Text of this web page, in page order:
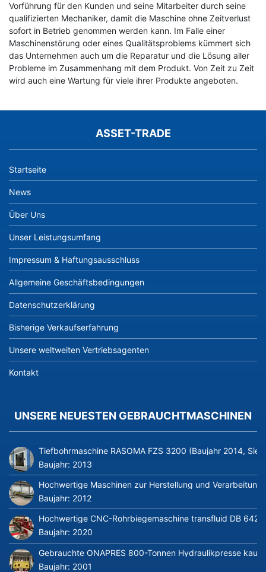
Vorführung für den Kunden und seine Mitarbeiter durch seine
qualifizierten Mechaniker, damit die Maschine ohne Zeitverlust
sofort in Betrieb genommen werden kann. Im Falle einer
Maschinenstörung oder eines Qualitätsproblems kümmert sich
das Unternehmen auch um die Reparatur und die Lösung aller
Probleme im Zusammenhang mit dem Produkt. Von Zeit zu Zeit
wird auch eine Wartung für viele ihrer Produkte angeboten.
ASSET-TRADE
Startseite
News
Über Uns
Unser Leistungsumfang
Impressum & Haftungsausschluss
Allgemeine Geschäftsbedingungen
Datenschutzerklärung
Bisherige Verkaufserfahrung
Unsere weltweiten Vertriebsagenten
Kontakt
UNSERE NEUESTEN GEBRAUCHTMASCHINEN
Tiefbohrmaschine RASOMA FZS 3200 (Baujahr 2014,
Baujahr: 2013
Hochwertige Maschinen zur Herstellung und
Baujahr: 2012
Hochwertige CNC-Rohrbiegemaschine transfluid DB
Baujahr: 2020
Gebrauchte ONAPRES 800-Tonnen Hydraulikpresse
Baujahr: 2001